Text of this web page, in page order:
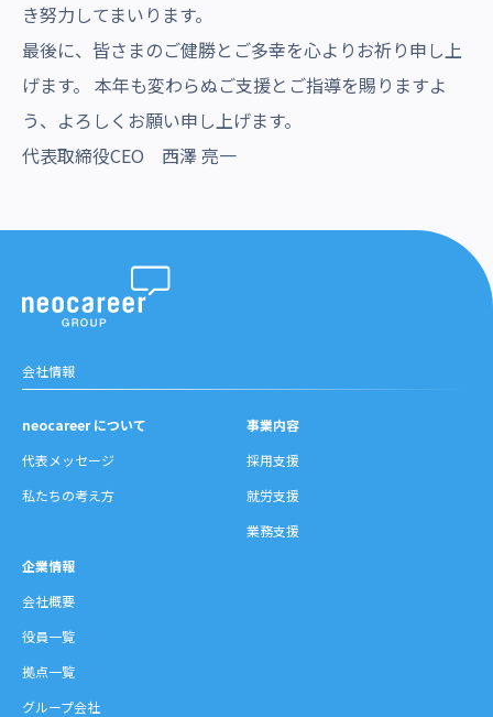
き努力してまいります。
最後に、皆さまのご健勝とご多幸を心よりお祈り申し上
げます。 本年も変わらぬご支援とご指導を賜りますよ
う、よろしくお願い申し上げます。
代表取締役CEO 西澤 亮一
会社情報
neocareer について
代表メッセージ
私たちの考え方
事業内容
採用支援
就労支援
業務支援
企業情報
会社概要
役員一覧
拠点一覧
グループ会社